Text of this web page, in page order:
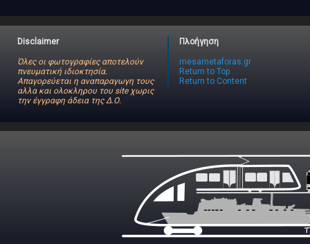
Disclaimer
Όλες οι φωτογραφίες αποτελούν
πνευματική ιδιοκτησία.
Απαγορεύεται η αναπαραγωγη τους
αλλα και ολοκληρου του site χωρις
την έγγραφη άδεια της Δ.Ο.
Πλοήγηση
mesametaforas.gr
Return to Top
Return to Content